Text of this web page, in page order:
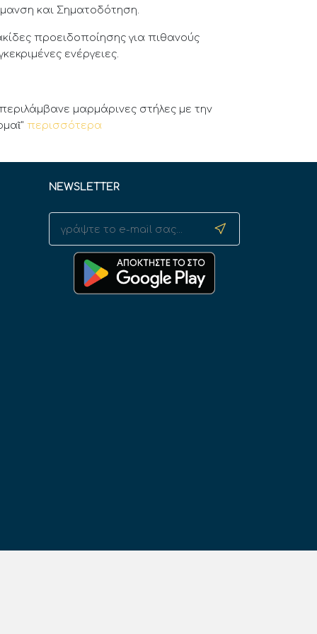
και Σηματοδότηση.
προειδοποίησης για πιθανούς
ενέργειες.
μαρμάρινες στήλες με την
περισσότερα
NEWSLETTER